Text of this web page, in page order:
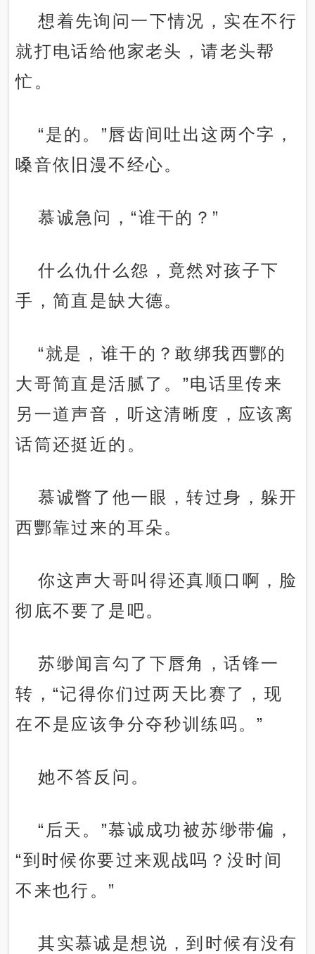
想着先询问一下情况，实在不行
就打电话给他家老头，请老头帮
忙。
“是的。”唇齿间吐出这两个字，
嗓音依旧漫不经心。
慕诚急问，“谁干的？”
什么仇什么怨，竟然对孩子下
手，简直是缺大德。
“就是，谁干的？敢绑我西酆的
大哥简直是活腻了。”电话里传来
另一道声音，听这清晰度，应该离
话筒还挺近的。
慕诚瞥了他一眼，转过身，躲开
西酆靠过来的耳朵。
你这声大哥叫得还真顺口啊，脸
彻底不要了是吧。
苏缈闻言勾了下唇角，话锋一
转，“记得你们过两天比赛了，现
在不是应该争分夺秒训练吗。”
她不答反问。
“后天。”慕诚成功被苏缈带偏，
“到时候你要过来观战吗？没时间
不来也行。”
其实慕诚是想说，到时候有没有